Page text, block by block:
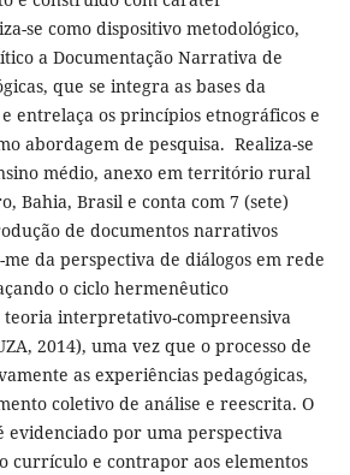
se como dispositivo metodológico,
a Documentação Narrativa de
que se integra as bases da
entrelaça os princípios etnográficos e
abordagem de pesquisa. Realiza-se
médio, anexo em território rural
Bahia, Brasil e conta com 7 (sete)
de documentos narrativos
da perspectiva de diálogos em rede
o ciclo hermenêutico
teoria interpretativo-compreensiva
2014), uma vez que o processo de
as experiências pedagógicas,
coletivo de análise e reescrita. O
evidenciado por uma perspectiva
currículo e contrapor aos elementos